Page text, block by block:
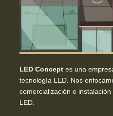
LED Concept es una
tecnología LED. Nos
comercialización e
LED.